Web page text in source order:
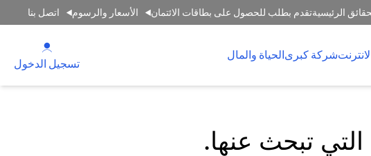
الرئيسيةتقدم بطلب للحصول على بطاقات الائتمان الأسعار والرسوم اتصل بنا
شركة كبرىالحياة والمال
تسجيل الدخول
تبحث عنها.